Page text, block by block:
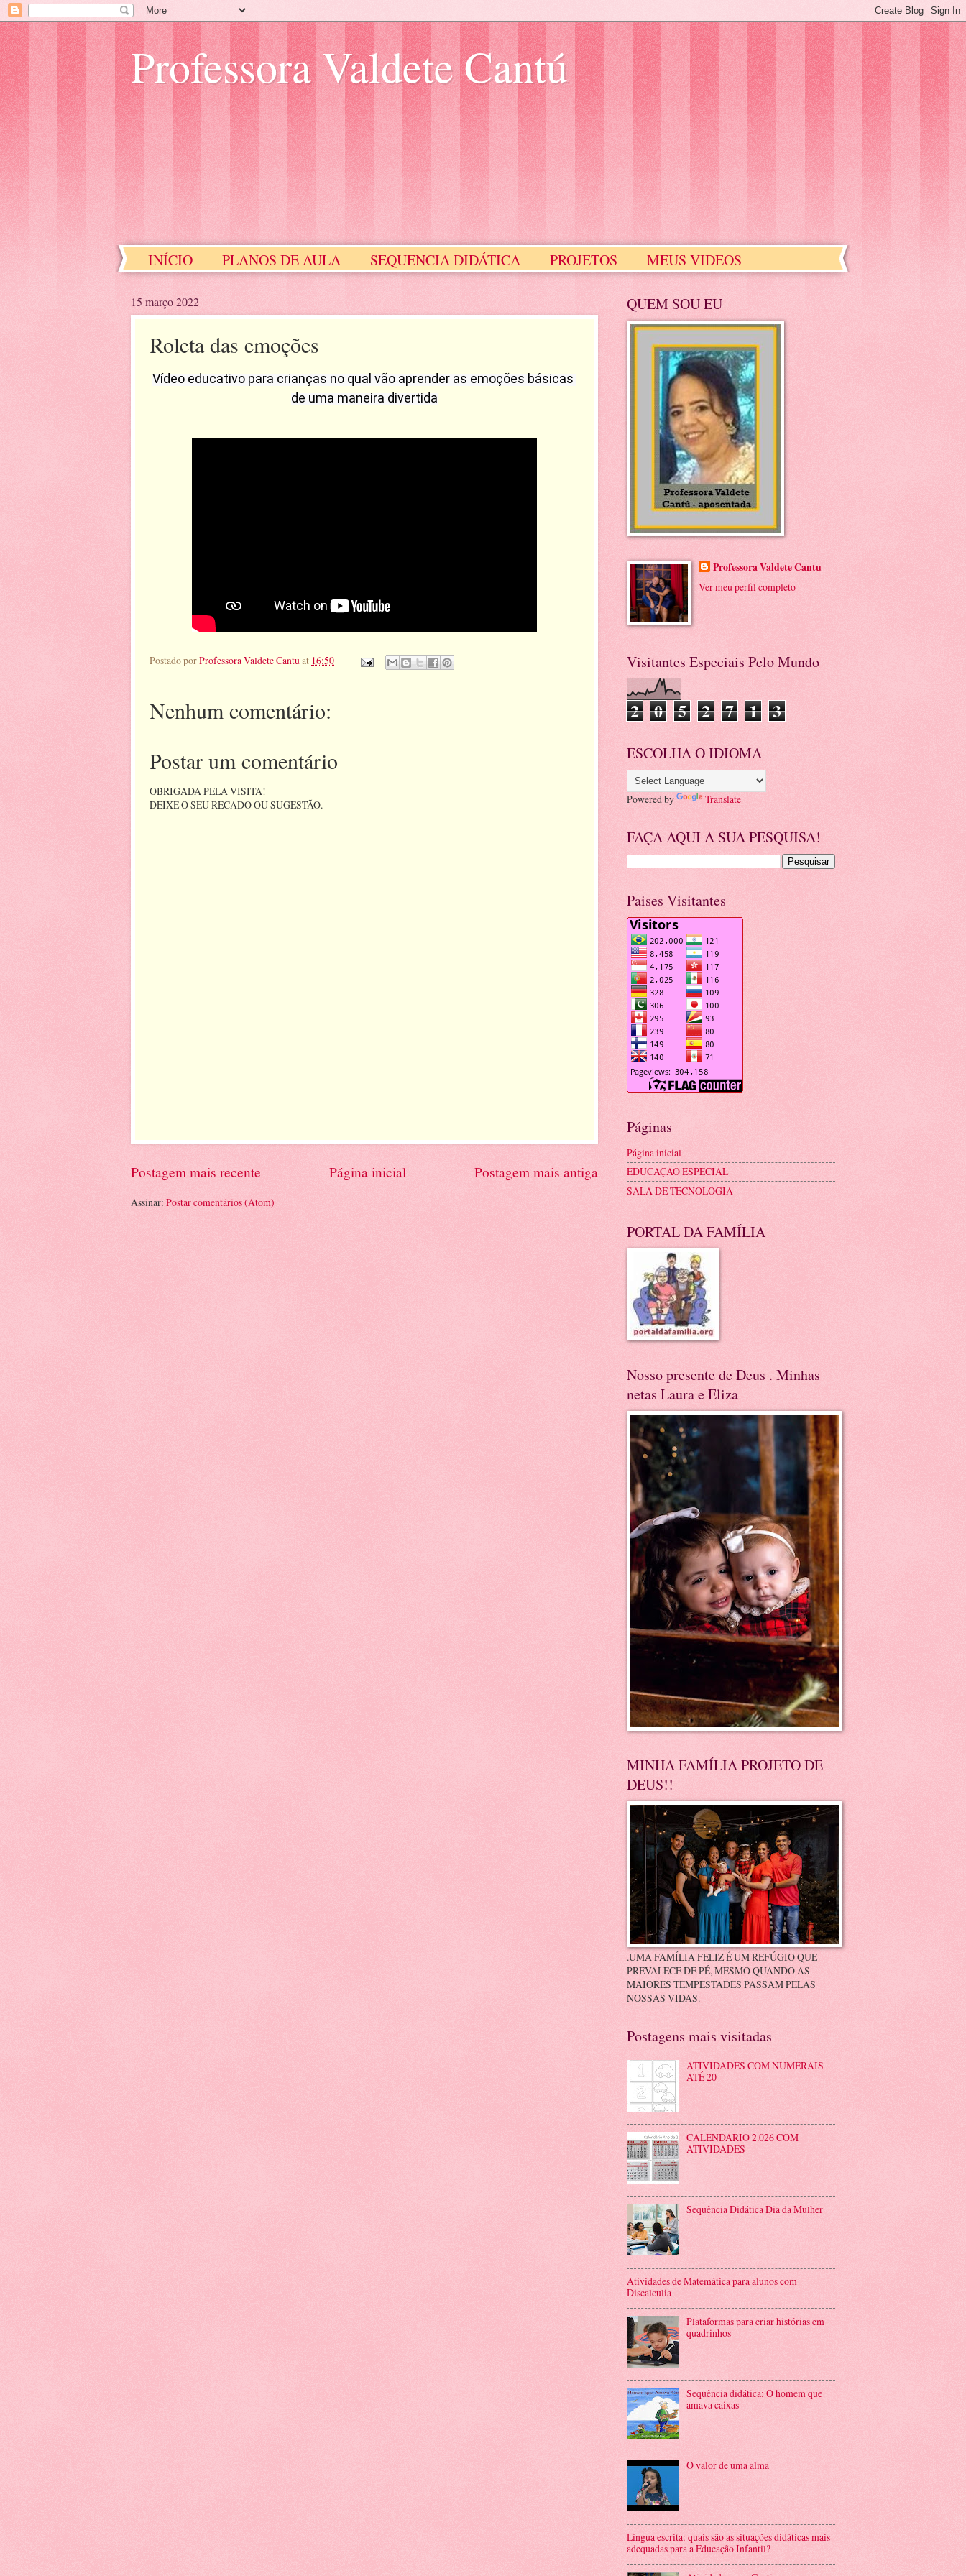
Professora Valdete Cantú
INÍCIO PLANOS DE AULA SEQUENCIA DIDÁTICA PROJETOS
MEUS VIDEOS
15 março 2022
Roleta das emoções
Vídeo educativo para crianças no qual vão aprender as emoções básicas
de uma maneira divertida
Postado porProfessora Valdete Cantuat 16:50
Nenhum comentário:
Postar um comentário
OBRIGADA PELA VISITA!
DEIXE O SEU RECADO OU SUGESTÃO.
Postagem mais recente Postagem mais antiga
Página inicial
Assinar: Postar comentários (Atom)
QUEM SOU EU
Professora Valdete Cantu
Ver meu perfil completo
Visitantes Especiais Pelo Mundo
2 0 5 2 7 1 3
ESCOLHA O IDIOMA
Powered by Translate
FAÇA AQUI A SUA PESQUISA!
Paises Visitantes
Páginas
Página inicial
EDUCAÇÃO ESPECIAL
SALA DE TECNOLOGIA
PORTAL DA FAMÍLIA
Nosso presente de Deus . Minhas
netas Laura e Eliza
MINHA FAMÍLIA PROJETO DE
DEUS!!
.UMA FAMÍLIA FELIZ É UM REFÚGIO QUE
PREVALECE DE PÉ, MESMO QUANDO AS
MAIORES TEMPESTADES PASSAM PELAS
NOSSAS VIDAS.
Postagens mais visitadas
ATIVIDADES COM NUMERAIS
ATÉ 20
CALENDARIO 2.026 COM
ATIVIDADES
Sequência Didática Dia da Mulher
Atividades de Matemática para alunos com
Discalculia
Plataformas para criar histórias em
quadrinhos
Sequência didática: O homem que
amava caixas
O valor de uma alma
Língua escrita: quais são as situações didáticas mais
adequadas para a Educação Infantil?